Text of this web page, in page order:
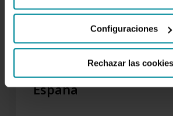
Configuraciones
Rechazar las cookies
España
22 de mayo de 2025
Grupo Cajamar:
empleo, crecimiento e
inclusión en cada
España